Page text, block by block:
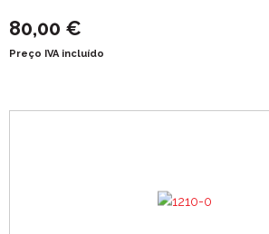
80,00 €
Preço IVA incluído